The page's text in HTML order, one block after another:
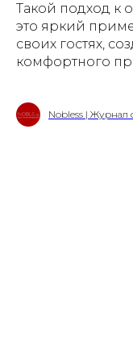
Такой подход к
это яркий
своих гостях,
комфортного
Nobless | Журнал